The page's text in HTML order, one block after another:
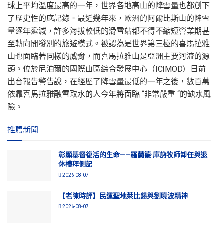
球上平均溫度最高的一年，世界各地高山的降雪量也都創下
了歷史性的底記錄。最近幾年來，歐洲的阿爾比斯山的降雪
量逐年遞減，許多海拔較低的滑雪站都不得不縮短營業期甚
至轉向開發別的旅遊模式。被認為是世界第三極的喜馬拉雅
山也面臨著同樣的威脅，而喜馬拉雅山是亞洲主要河流的源
頭。位於尼泊爾的國際山區綜合發展中心（ICIMOD）日前
出台報告警告說，在經歷了降雪量最低的一年之後，數百萬
依靠喜馬拉雅融雪取水的人今年將面臨 “非常嚴重 “的缺水風
險。
推薦新聞
彰顯基督復活的生命——羅蘭德·庫訥牧師卸任與退
休禮拜側記
2026-08-07
【老陳時評】民運聖地萊比錫與劉曉波精神
2026-08-07